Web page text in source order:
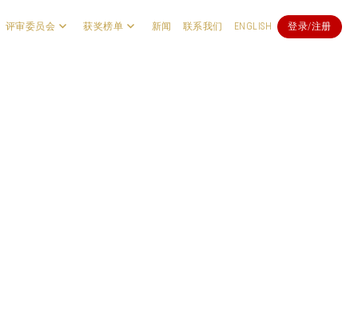
评审委员会 获奖榜单 新闻 联系我们 ENGLISH 登录/注册